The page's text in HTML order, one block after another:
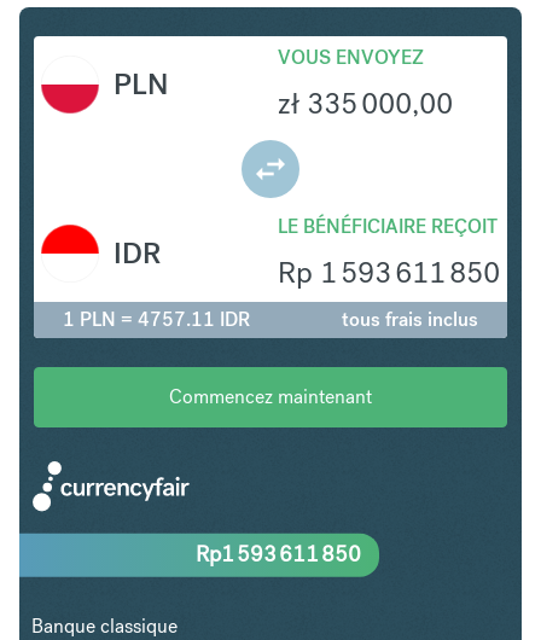
PLN
VOUS ENVOYEZ
zł 335 000,00
LE BÉNÉFICIAIRE REÇOIT
Rp 1 593 611 850
IDR
1 PLN = 4757.11 IDR tous frais inclus
Commencez maintenant
Rp1 593 611 850
Banque classique